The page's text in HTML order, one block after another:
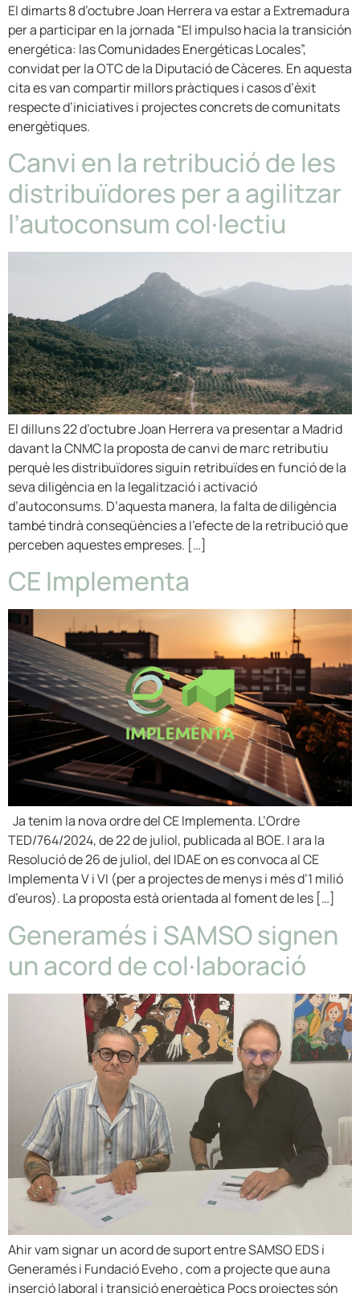
El dimarts 8 d’octubre Joan Herrera va estar a Extremadura
per a participar en la jornada “El impulso hacia la transición
energética: las Comunidades Energéticas Locales”,
convidat per la OTC de la Diputació de Càceres. En aquesta
cita es van compartir millors pràctiques i casos d’èxit
respecte d’iniciatives i projectes concrets de comunitats
energètiques.
Canvi en la retribució de les
distribuïdores per a agilitzar
l’autoconsum col·lectiu
El dilluns 22 d’octubre Joan Herrera va presentar a Madrid
davant la CNMC la proposta de canvi de marc retributiu
perquè les distribuïdores siguin retribuïdes en funció de la
seva diligència en la legalització i activació
d’autoconsums. D’aquesta manera, la falta de diligència
també tindrà conseqüències a l’efecte de la retribució que
perceben aquestes empreses. […]
CE Implementa
Ja tenim la nova ordre del CE Implementa. L’Ordre
TED/764/2024, de 22 de juliol, publicada al BOE. I ara la
Resolució de 26 de juliol, del IDAE on es convoca al CE
Implementa V i VI (per a projectes de menys i més d’1 milió
d’euros). La proposta està orientada al foment de les […]
Generamés i SAMSO signen
un acord de col·laboració
Ahir vam signar un acord de suport entre SAMSO EDS i
Generamés i Fundació Eveho , com a projecte que auna
inserció laboral i transició energètica Pocs projectes són